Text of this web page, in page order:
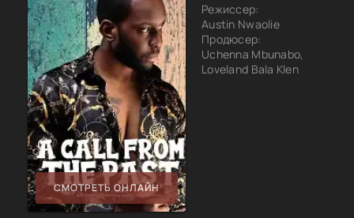
СМОТРЕТЬ ОНЛАЙН
Режиссер:
Austin Nwaolie
Продюсер:
Uchenna Mbunabo,
Loveland Bala Klen